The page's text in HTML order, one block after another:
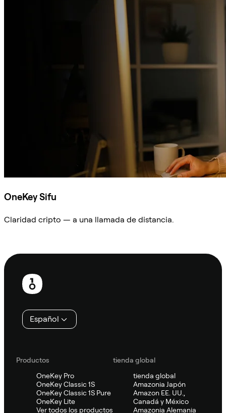
OneKey Sifu
Claridad cripto — a una llamada de distancia.
Pie
página
Español
Productos
OneKey Pro
OneKey Classic 1S
OneKey Classic 1S Pure
OneKey Lite
Ver todos los productos
tienda global
tienda global
Amazonia Japón
Amazon EE. UU.,
Canadá y México
Amazonia Alemania